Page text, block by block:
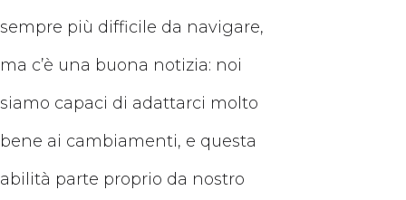
sempre più difficile da navigare,
ma c’è una buona notizia: noi
siamo capaci di adattarci molto
bene ai cambiamenti, e questa
abilità parte proprio da nostro